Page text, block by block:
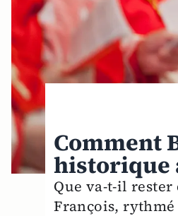
Comment
historique
Que va-t-il rester
François,